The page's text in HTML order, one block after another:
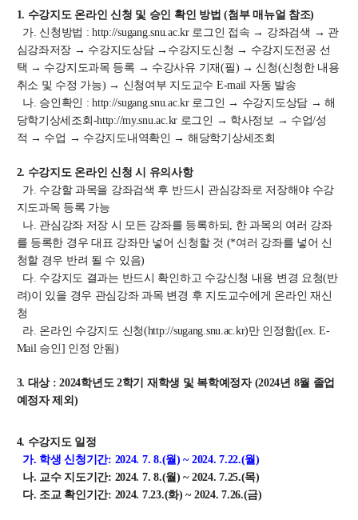
연구실
연구소
세미나 영상
e-TEC Talks
전기정보세미나
교육
학부
교과과정
교과목이수규정
대학원
교과과정
교과목이수규정
연합전공 인공지능 반도체공학
연합전공 인공지능
연합전공 지능형 통신
협동과정 인공지능
소개
공지사항
보유도서
1. 수강지도 온라인 신청 및 승인 확인 방법 (첨부 매뉴얼 참조)
가. 신청방법 : http://sugang.snu.ac.kr 로그인 접속 → 강좌검색 → 관
심강좌저장 → 수강지도상담 →수강지도신청 → 수강지도전공 선
택 → 수강지도과목 등록 → 수강사유 기재(필) → 신청(신청한 내용
취소 및 수정 가능) → 신청여부 지도교수 E-mail 자동 발송
나. 승인확인 : http://sugang.snu.ac.kr 로그인 → 수강지도상담 → 해
당학기상세조회-http://my.snu.ac.kr 로그인 → 학사정보 → 수업/성
적 → 수업 → 수강지도내역확인 → 해당학기상세조회
2. 수강지도 온라인 신청 시 유의사항
가. 수강할 과목을 강좌검색 후 반드시 관심강좌로 저장해야 수강
지도과목 등록 가능
나. 관심강좌 저장 시 모든 강좌를 등록하되, 한 과목의 여러 강좌
를 등록한 경우 대표 강좌만 넣어 신청할 것 (*여러 강좌를 넣어 신
청할 경우 반려 될 수 있음)
다. 수강지도 결과는 반드시 확인하고 수강신청 내용 변경 요청(반
려)이 있을 경우 관심강좌 과목 변경 후 지도교수에게 온라인 재신
청
라. 온라인 수강지도 신청(http://sugang.snu.ac.kr)만 인정함([ex. E-
Mail 승인] 인정 안됨)
3. 대상 : 2024학년도 2학기 재학생 및 복학예정자 (2024년 8월 졸업
예정자 제외 )
4. 수강지도 일정
가. 학생 신청기간: 2024. 7. 8.(월) ~ 2024. 7.22.(월)
나. 교수 지도기간: 2024. 7. 8.(월) ~ 2024. 7.25.(목)
다. 조교 확인기간: 2024. 7.23.(화) ~ 2024. 7.26.(금)